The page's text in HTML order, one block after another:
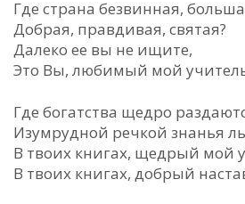
Где страна безвинная,
Добрая, правдивая, святая?
Далеко ее вы не ищите,
Это Вы, любимый мой
Где богатства щедро
Изумрудной речкой знанья
В твоих книгах, щедрый мой
В твоих книгах, добрый